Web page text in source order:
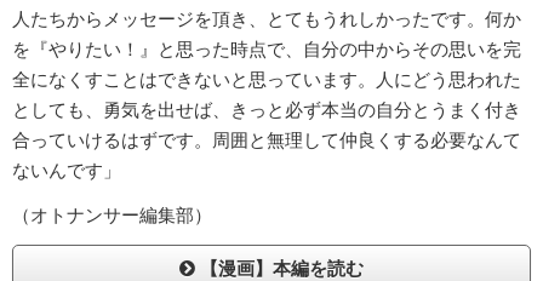
人たちからメッセージを頂き、とてもうれしかったです。何か
を『やりたい！』と思った時点で、自分の中からその思いを完
全になくすことはできないと思っています。人にどう思われた
としても、勇気を出せば、きっと必ず本当の自分とうまく付き
合っていけるはずです。周囲と無理して仲良くする必要なんて
ないんです」
（オトナンサー編集部）
【漫画】本編を読む